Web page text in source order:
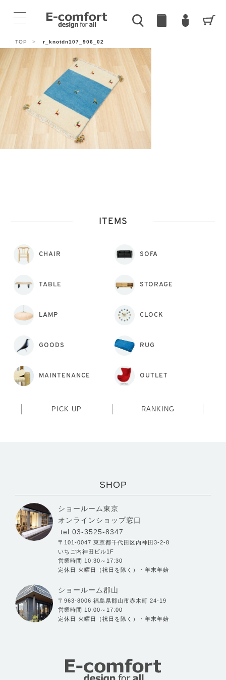
TOP > r_knotdn107_906_02
ITEMS
CHAIR SOFA
TABLE STORAGE
LAMP CLOCK
GOODS RUG
MAINTENANCE OUTLET
PICK UP RANKING
SHOP
ショールーム東京
オンラインショップ窓口
tel.03-3525-8347
〒101-0047 東京都千代田区内神田3-2-8
いちご内神田ビル1F
営業時間 10:30～17:30
定休日 火曜日（祝日を除く）・年末年始
ショールーム郡山
〒963-8006 福島県郡山市赤木町 24-19
営業時間 10:00～17:00
定休日 火曜日（祝日を除く）・年末年始